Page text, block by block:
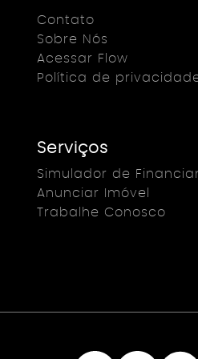
Contato
Sobre Nós
Acessar Flow
Política de
Serviços
Simulador de
Anunciar Imóvel
Trabalhe Conosco